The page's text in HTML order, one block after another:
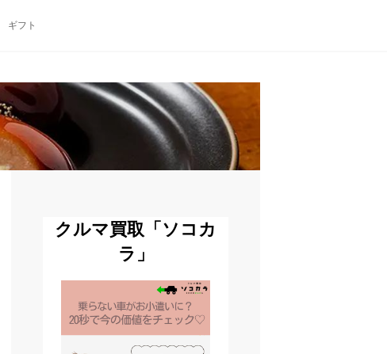
ギフト
クルマ買取「ソコカ
ラ」